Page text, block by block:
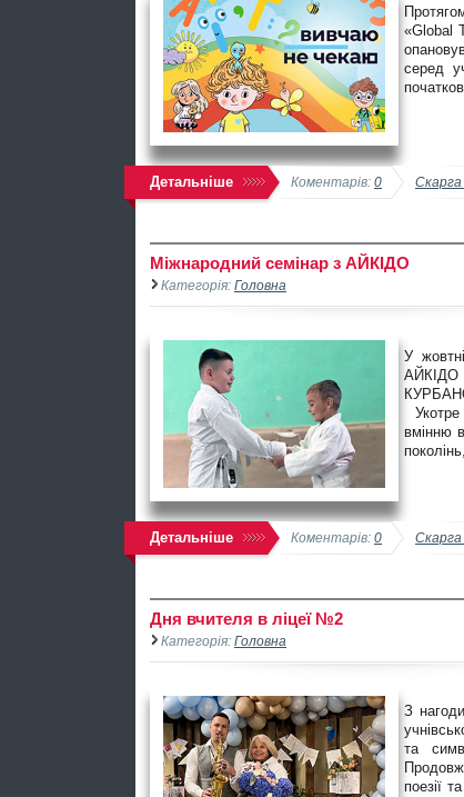
«Global
серед
Детальніше Коментарів: 0
Міжнародний семінар з АЙКІДО
Категорія: Головна
У
АЙКІДО
вмінню
Детальніше Коментарів: 0
Дня вчителя в ліцеї №2
Категорія: Головна
З
та
поезії